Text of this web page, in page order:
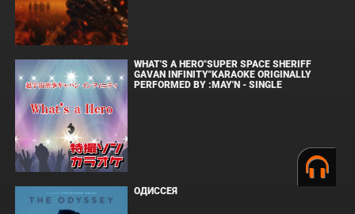
WHAT'S A HERO"SUPER SPACE SHERIFF
GAVAN INFINITY"KARAOKE ORIGINALLY
PERFORMED BY :MAY'N - SINGLE
ОДИССЕЯ